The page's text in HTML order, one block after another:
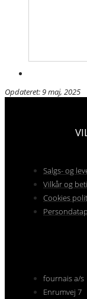
Opdateret: 9 maj, 2025
Salgs- og
Vilkår og
Cookies
fournais a/s
Enrumvej 7